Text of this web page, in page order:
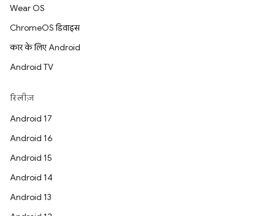
Wear OS
ChromeOS डिवाइस
कार के लिए Android
Android TV
रिलीज़
Android 17
Android 16
Android 15
Android 14
Android 13